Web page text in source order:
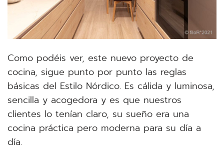
Como podéis ver, este nuevo proyecto de
cocina, sigue punto por punto las reglas
básicas del Estilo Nórdico. Es cálida y luminosa,
sencilla y acogedora y es que nuestros
clientes lo tenían claro, su sueño era una
cocina práctica pero moderna para su día a
día.